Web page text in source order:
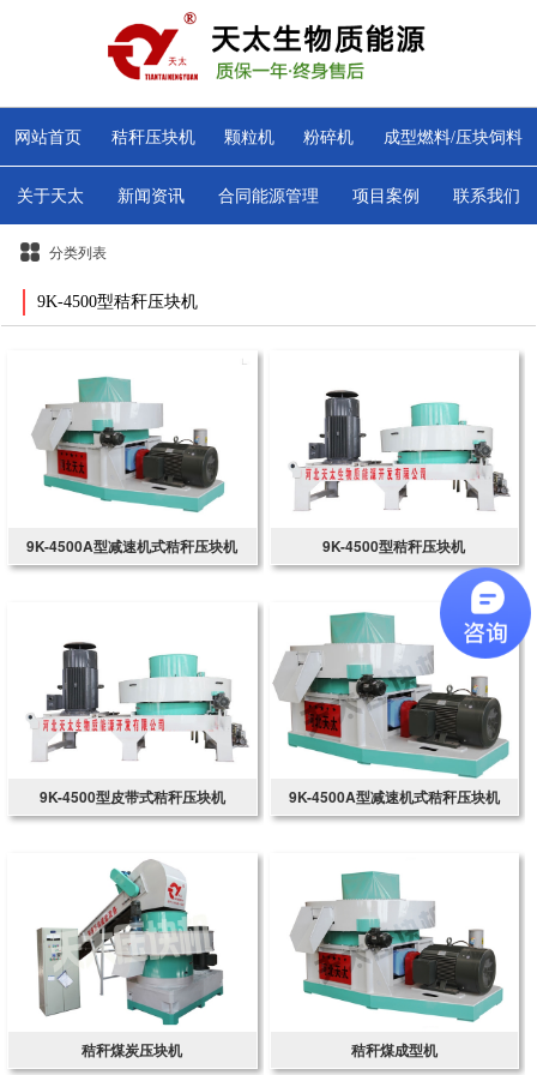
网站首页 秸秆压块机 颗粒机 粉碎机 成型燃料/压块饲料
关于天太 新闻资讯 合同能源管理 项目案例 联系我们
分类列表
9K-4500型秸秆压块机
9K-4500A型减速机式秸秆压块机 9K-4500型秸秆压块机
9K-4500型皮带式秸秆压块机 9K-4500A型减速机式秸秆压块机
秸秆煤炭压块机 秸秆煤成型机